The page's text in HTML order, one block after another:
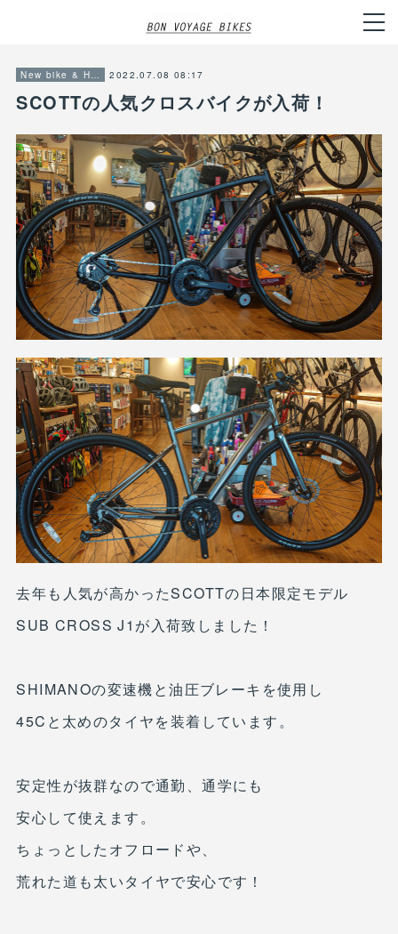
New bike & Hot item info 2022.07.08 08:17
SCOTTの人気クロスバイクが入荷！
去年も人気が高かったSCOTTの日本限定モデル
SUB CROSS J1が入荷致しました！
SHIMANOの変速機と油圧ブレーキを使用し
45Cと太めのタイヤを装着しています。
安定性が抜群なので通勤、通学にも
安心して使えます。
ちょっとしたオフロードや、
荒れた道も太いタイヤで安心です！